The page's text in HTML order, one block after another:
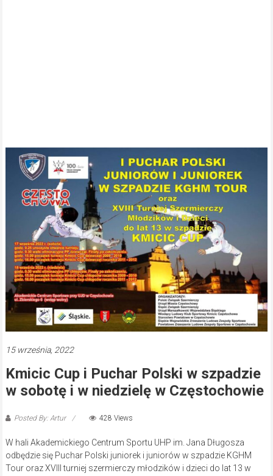
15 września, 2022
Kmicic Cup i Puchar Polski w szpadzie
w sobotę i w niedzielę w Częstochowie
Posted By: Artur 428 Views
W hali Akademickiego Centrum Sportu UHP im. Jana Długosza
odbędzie się Puchar Polski juniorek i juniorów w szpadzie KGHM
Tour oraz XVIII turniej szermierczy młodzików i dzieci do lat 13 w